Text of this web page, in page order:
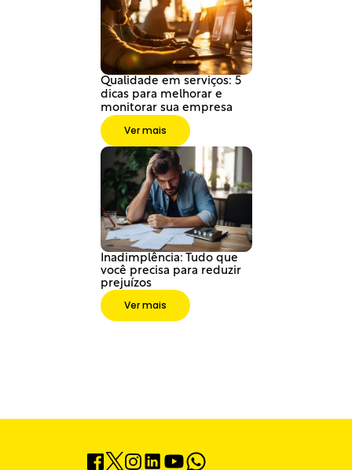
Qualidade em serviços: 5
dicas para melhorar e
monitorar sua empresa
Ver mais
Inadimplência: Tudo que
você precisa para reduzir
prejuízos
Ver mais